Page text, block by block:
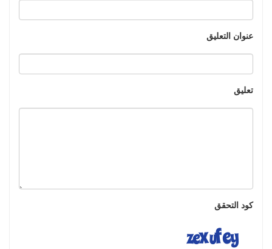
عنوان التعليق
تعليق
كود التحقق